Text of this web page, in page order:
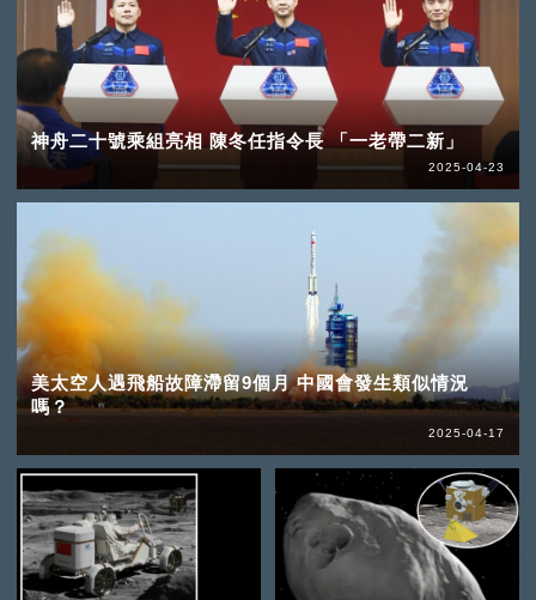
神舟二十號乘組亮相 陳冬任指令長 「一老帶二新」
2025-04-23
美太空人遇飛船故障滯留9個月 中國會發生類似情況
嗎？
2025-04-17